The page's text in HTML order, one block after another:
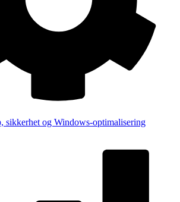
sikkerhet og Windows-optimalisering